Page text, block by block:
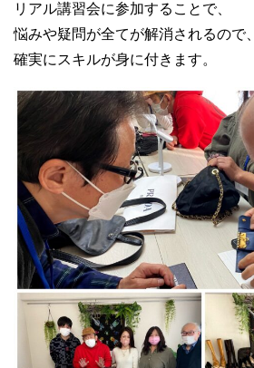
リアル講習会に参加することで、
悩みや疑問が全てが解消されるので、
確実にスキルが身に付きます。